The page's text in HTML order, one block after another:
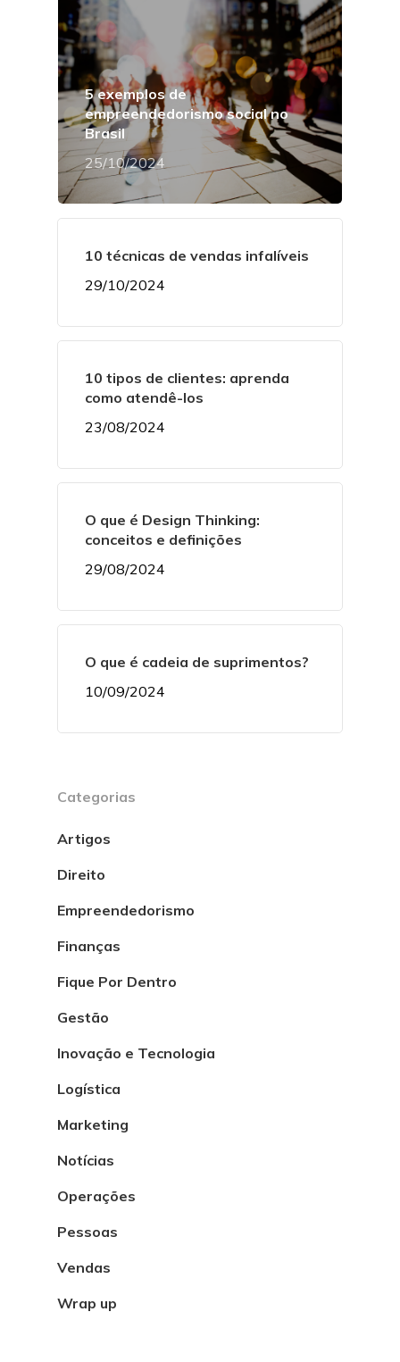
5 exemplos de
empreendedorismo social no
Brasil
25/10/2024
10 técnicas de vendas infalíveis
29/10/2024
10 tipos de clientes: aprenda
como atendê-los
23/08/2024
O que é Design Thinking:
conceitos e definições
29/08/2024
O que é cadeia de suprimentos?
10/09/2024
Categorias
Artigos
Direito
Empreendedorismo
Finanças
Fique Por Dentro
Gestão
Inovação e Tecnologia
Logística
Marketing
Notícias
Operações
Pessoas
Vendas
Wrap up